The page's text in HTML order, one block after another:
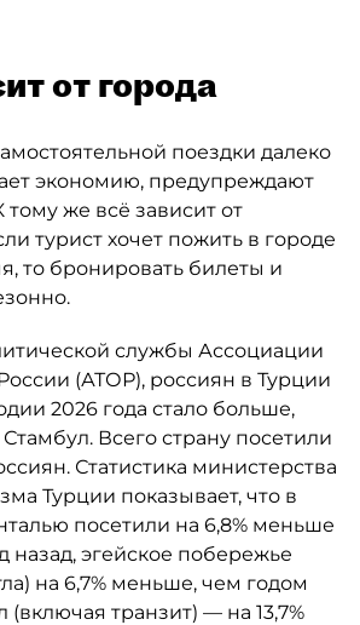
от города
поездки далеко
экономию, предупреждают
же всё зависит от
турист хочет пожить в городе
то бронировать билеты и
службы Ассоциации
(АТОР), россиян в Турции
2026 года стало больше,
Всего страну посетили
Статистика министерства
Турции показывает, что в
посетили на 6,8% меньше
назад, эгейское побережье
на 6,7% меньше, чем годом
(включая транзит) — на 13,7%